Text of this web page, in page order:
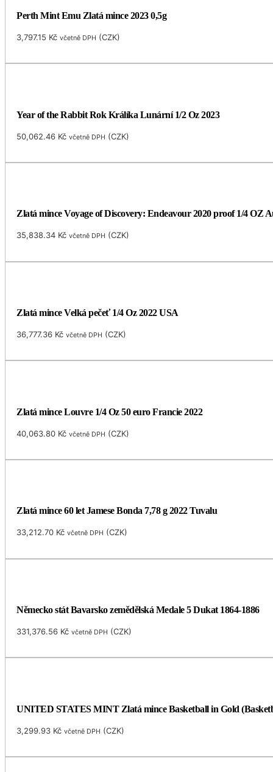
Perth Mint Emu Zlatá mince 2023 0,5g
3,797.15 Kč včetně DPH (CZK)
Year of the Rabbit Rok Králíka Lunární 1/2 Oz 2023
50,062.46 Kč včetně DPH (CZK)
Zlatá mince Voyage of Discovery: Endeavour 2020 proof 1/4 OZ
35,838.34 Kč včetně DPH (CZK)
Zlatá mince Velká pečeť 1/4 Oz 2022 USA
36,777.36 Kč včetně DPH (CZK)
Zlatá mince Louvre 1/4 Oz 50 euro Francie 2022
40,063.80 Kč včetně DPH (CZK)
Zlatá mince 60 let Jamese Bonda 7,78 g 2022 Tuvalu
33,212.70 Kč včetně DPH (CZK)
Německo stát Bavarsko zemědělská Medale 5 Dukat 1864-1886
331,376.56 Kč včetně DPH (CZK)
UNITED STATES MINT Zlatá mince Basketball in Gold
3,299.93 Kč včetně DPH (CZK)